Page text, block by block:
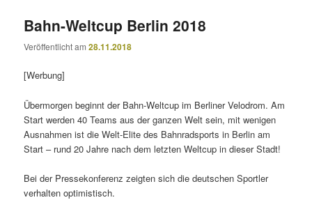
Bahn-Weltcup Berlin 2018
Veröffentlicht am28.11.2018
[Werbung]
Übermorgen beginnt der Bahn-Weltcup im Berliner Velodrom. Am
Start werden 40 Teams aus der ganzen Welt sein, mit wenigen
Ausnahmen ist die Welt-Elite des Bahnradsports in Berlin am
Start – rund 20 Jahre nach dem letzten Weltcup in dieser Stadt!
Bei der Pressekonferenz zeigten sich die deutschen Sportler
verhalten optimistisch.